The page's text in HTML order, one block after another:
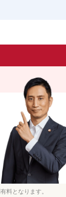
料となります。